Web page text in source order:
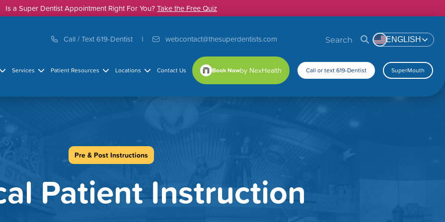
Is a Super Dentist Appointment Right For You?Take the Free Quiz
Call / Text 619-Dentist webcontact@thesuperdentists.com ENGLISH
Services Patient Resources Locations Contact Us Book Now Call or text 619-Dentist SuperMouth
Pre & Post Instructions
Patient Instruction